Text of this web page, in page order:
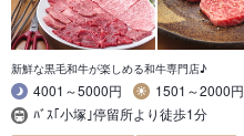
新鮮な黒毛和牛が楽しめる和牛専門店♪
4001～5000円
1501～2000円
ﾊﾞｽ｢小塚｣停留所より徒歩1分